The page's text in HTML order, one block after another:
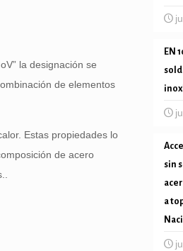
la designación se
de elementos
Estas propiedades lo
de acero
EN
sin
a